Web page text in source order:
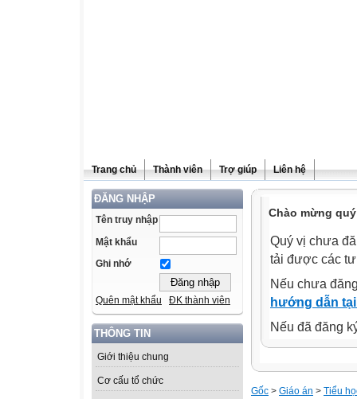
Trang chủ Thành viên Trợ giúp Liên hệ
ĐĂNG NHẬP
Tên truy nhập
Mật khẩu
Ghi nhớ
Quên mật khẩu ĐK thành viên
THÔNG TIN
Giới thiệu chung
Cơ cấu tổ chức
Chào mừng
Quý vị chưa
tải được các
Nếu chưa
hướng dẫn
Nếu đã đăng
Gốc > Giáo án > Tiểu